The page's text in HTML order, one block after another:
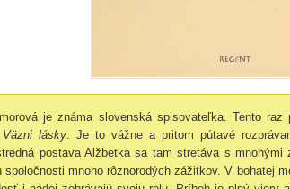
je známa slovenská spisovateľka. Tento
Väzni lásky. Je to vážne a pritom pútavé
postava Alžbetka sa tam stretáva s
mnoho rôznorodých zážitkov. V bohatej